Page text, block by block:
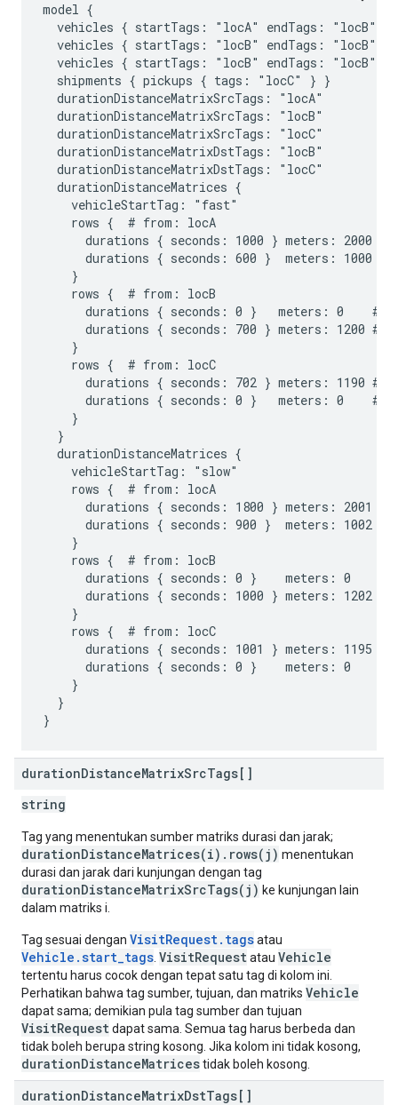
model {
vehicles { startTags: "locA" endTags: "locB"
vehicles { startTags: "locB" endTags: "locB"
vehicles { startTags: "locB" endTags: "locB"
  shipments { pickups { tags: "locC" } }
  durationDistanceMatrixSrcTags: "locA"
  durationDistanceMatrixSrcTags: "locB"
  durationDistanceMatrixSrcTags: "locC"
  durationDistanceMatrixDstTags: "locB"
  durationDistanceMatrixDstTags: "locC"
  durationDistanceMatrices {
    vehicleStartTag: "fast"
    rows {  # from: locA
durations { seconds: 1000 } meters: 2000 #
durations { seconds: 600 }  meters: 1000 #
    }
    rows {  # from: locB
durations { seconds: 0 }   meters: 0    #
durations { seconds: 700 } meters: 1200 #
    }
    rows {  # from: locC
durations { seconds: 702 } meters: 1190 #
durations { seconds: 0 }   meters: 0    #
    }
  }
  durationDistanceMatrices {
    vehicleStartTag: "slow"
    rows {  # from: locA
durations { seconds: 1800 } meters: 2001 #
durations { seconds: 900 }  meters: 1002 #
    }
    rows {  # from: locB
durations { seconds: 0 }    meters: 0    #
durations { seconds: 1000 } meters: 1202 #
    }
    rows {  # from: locC
durations { seconds: 1001 } meters: 1195 #
durations { seconds: 0 }    meters: 0    #
    }
  }
durationDistanceMatrixSrcTags[]
string
Tag yang menentukan sumber matriks durasi dan jarak;
durationDistanceMatrices(i).rows(j) menentukan
durasi dan jarak dari kunjungan dengan tag
durationDistanceMatrixSrcTags(j) ke kunjungan lain
dalam matriks i.
Tag sesuai dengan VisitRequest.tagsatau
Vehicle.start_tags VisitRequestatau Vehicle
tertentu harus cocok dengan tepat satu tag di kolom ini.
Perhatikan bahwa tag sumber, tujuan, dan matriks Vehicle
dapat sama; demikian pula tag sumber dan tujuan
VisitRequestdapat sama. Semua tag harus berbeda dan
tidak boleh berupa string kosong. Jika kolom ini tidak kosong,
durationDistanceMatricestidak boleh kosong.
durationDistanceMatrixDstTags[]